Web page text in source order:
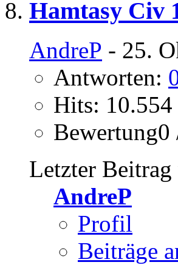
Hamtasy Civ
AndreP - 25.
Antworten:
Hits: 10.554
Bewertung0
Letzter Beitrag
AndreP
Profil
Beiträge